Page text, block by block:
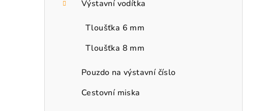
Výstavní vodítka
Tloušťka 6 mm
Tloušťka 8 mm
Pouzdo na výstavní číslo
Cestovní miska